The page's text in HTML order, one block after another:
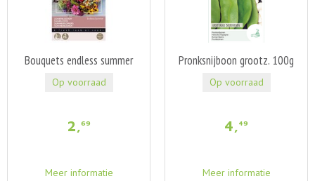
Bouquets endless summer
2,69
Meer informatie
Op voorraad
Pronksnijboon grootz. 100g
4,49
Meer informatie
Op voorraad